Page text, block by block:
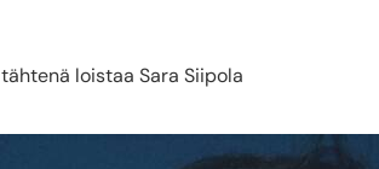
loistaa Sara Siipola